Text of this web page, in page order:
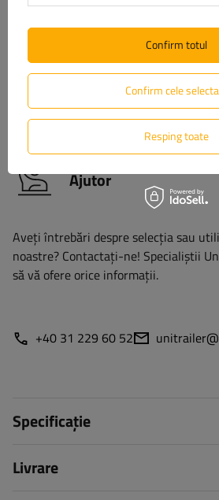
Achiziționând orice produs din
garanție de 2 ani.Datorită acestui
să vă faceți griji cu privire la
Având grijă de satisfacția dvs., am
procesul de depunere a unei posibile
să completați și să trimiteți
nostru.
Ajutor
Aveți întrebări despre selecția sau
noastre? Contactaţi-ne! Specialiștii
să vă ofere orice informații.
+40 31 229 60 52
Specificație
Livrare
Confirm cele
Resping toate
Confirm totul